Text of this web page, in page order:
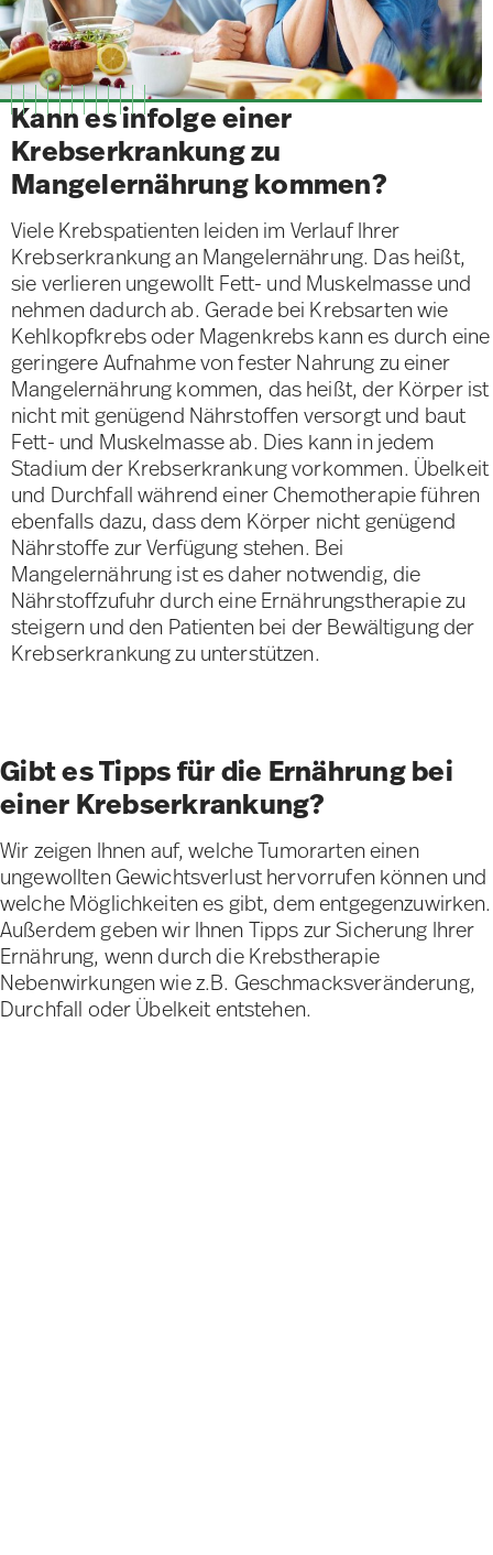
Kann es infolge einer
Krebserkrankung zu
Mangelernährung kommen?
Viele Krebspatienten leiden im Verlauf Ihrer
Krebserkrankung an Mangelernährung. Das heißt,
sie verlieren ungewollt Fett- und Muskelmasse und
nehmen dadurch ab. Gerade bei Krebsarten wie
Kehlkopfkrebs oder Magenkrebs kann es durch eine
geringere Aufnahme von fester Nahrung zu einer
Mangelernährung kommen, das heißt, der Körper ist
nicht mit genügend Nährstoffen versorgt und baut
Fett- und Muskelmasse ab. Dies kann in jedem
Stadium der Krebserkrankung vorkommen. Übelkeit
und Durchfall während einer Chemotherapie führen
ebenfalls dazu, dass dem Körper nicht genügend
Nährstoffe zur Verfügung stehen. Bei
Mangelernährung ist es daher notwendig, die
Nährstoffzufuhr durch eine Ernährungstherapie zu
steigern und den Patienten bei der Bewältigung der
Krebserkrankung zu unterstützen.
Gibt es Tipps für die Ernährung bei
einer Krebserkrankung?
Wir zeigen Ihnen auf, welche Tumorarten einen
ungewollten Gewichtsverlust hervorrufen können und
welche Möglichkeiten es gibt, dem entgegenzuwirken.
Außerdem geben wir Ihnen Tipps zur Sicherung Ihrer
Ernährung, wenn durch die Krebstherapie
Nebenwirkungen wie z.B. Geschmacksveränderung,
Durchfall oder Übelkeit entstehen.